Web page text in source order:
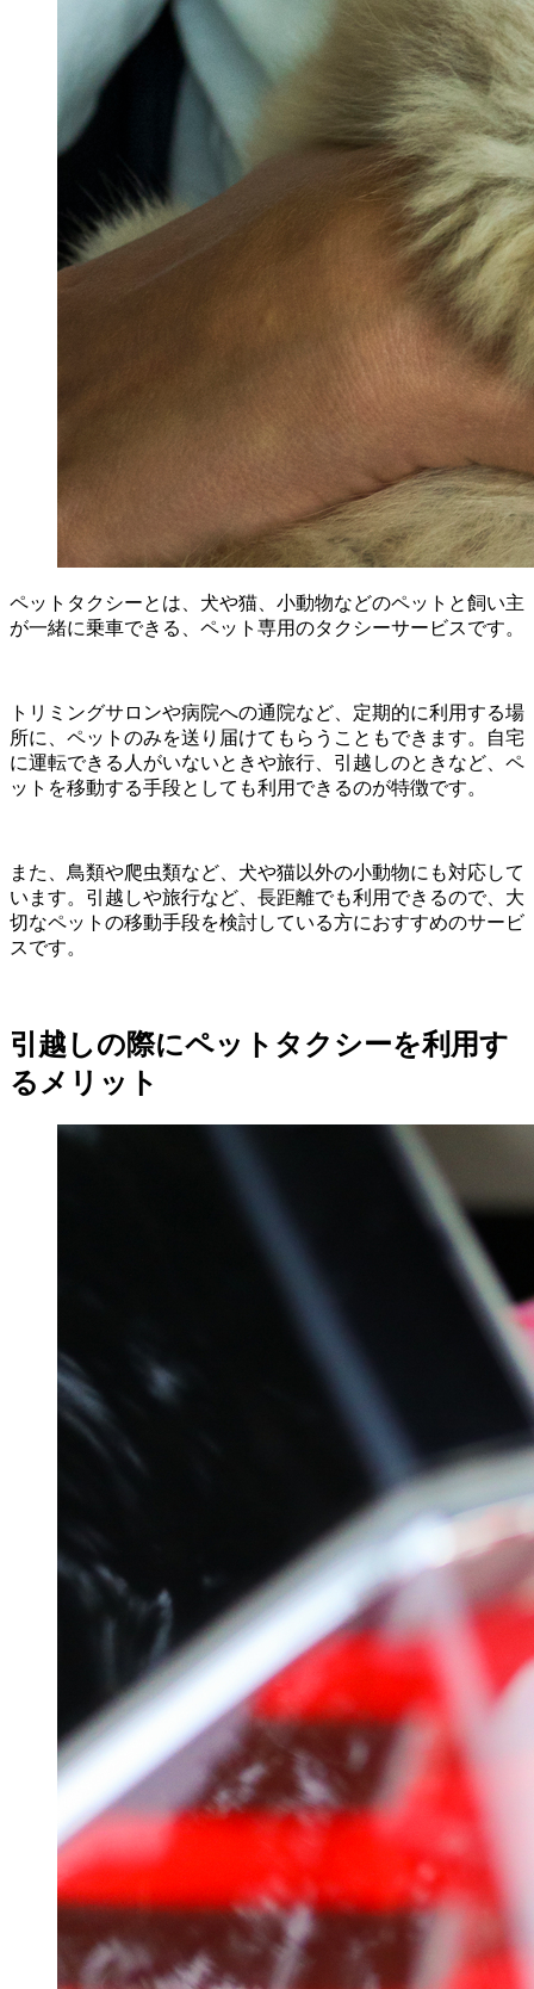
ペットタクシーとは、犬や猫、小動物などのペットと飼い主
が一緒に乗車できる、ペット専用のタクシーサービスです。
トリミングサロンや病院への通院など、定期的に利用する場
所に、ペットのみを送り届けてもらうこともできます。自宅
に運転できる人がいないときや旅行、引越しのときなど、ペ
ットを移動する手段としても利用できるのが特徴です。
また、鳥類や爬虫類など、犬や猫以外の小動物にも対応して
います。引越しや旅行など、長距離でも利用できるので、大
切なペットの移動手段を検討している方におすすめのサービ
スです。
引越しの際にペットタクシーを利用す
るメリット